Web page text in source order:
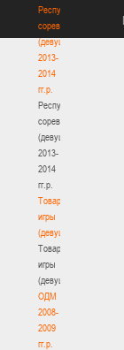
Республиканские
соревнования
(девушки)
2013-
2014
гг.р.
Республиканские
соревнования
(девушки)
2013-
2014
гг.р.
Товарищеские
игры
(девушки)
Товарищеские
игры
(девушки)
ОДМ
2008-
2009
гг.р.